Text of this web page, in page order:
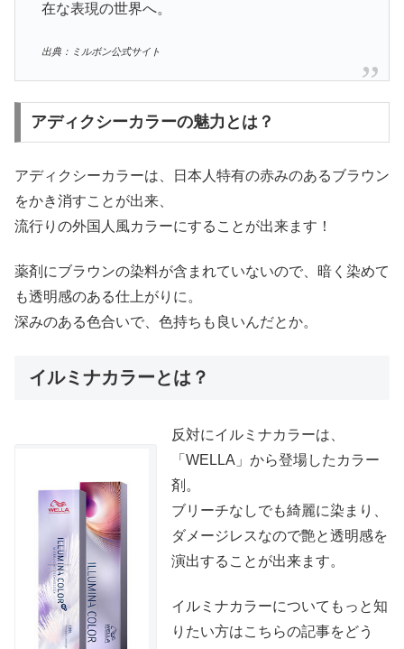
在な表現の世界へ。
出典：ミルボン公式サイト
アディクシーカラーの魅力とは？
アディクシーカラーは、日本人特有の赤みのあるブラウン
をかき消すことが出来、
流行りの外国人風カラーにすることが出来ます！
薬剤にブラウンの染料が含まれていないので、暗く染めて
も透明感のある仕上がりに。
深みのある色合いで、色持ちも良いんだとか。
イルミナカラーとは？
反対にイルミナカラーは、
「WELLA」から登場したカラー
剤。
ブリーチなしでも綺麗に染まり、
ダメージレスなので艶と透明感を
演出することが出来ます。
イルミナカラーについてもっと知
りたい方はこちらの記事をどう